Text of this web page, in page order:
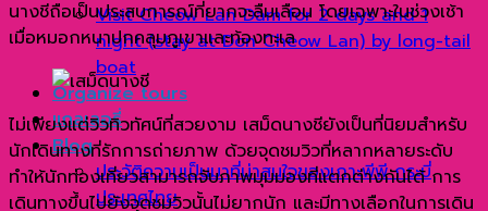
Visit Cheow Lan Dam for 2 days and 1
night (stay at Don Cheow Lan) by long-tail
boat
Organize tours
แกลเลอรี่
Blog
ประวัติความเป็นมาที่น่าสนใจของเกาะพีพี กระบี่
ประเทศไทย
นางชีถือเป็นประสบการณ์ที่ยากจะลืมเลือน โดยเฉพาะในช่วงเช้า
เมื่อหมอกหนาปกคลุมภูเขาและท้องทะเล
ไม่เพียงแต่วิวทิวทัศน์ที่สวยงาม เสม็ดนางชียังเป็นที่นิยมสำหรับ
นักเดินทางที่รักการถ่ายภาพ ด้วยจุดชมวิวที่หลากหลายระดับ
ทำให้นักท่องเที่ยวสามารถจับภาพมุมมองที่แตกต่างกันได้ การ
เดินทางขึ้นไปยังจุดชมวิวนั้นไม่ยากนัก และมีทางเลือกในการเดิน